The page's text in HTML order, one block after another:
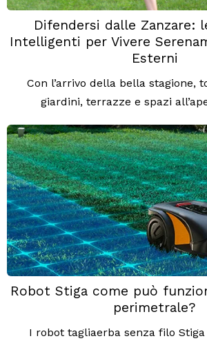
Difendersi dalle Zanzare:
Intelligenti per Vivere
Esterni
Con l’arrivo della bella stagione,
giardini, terrazze e spazi
Robot Stiga come può
perimetrale?
I robot tagliaerba senza filo Stiga